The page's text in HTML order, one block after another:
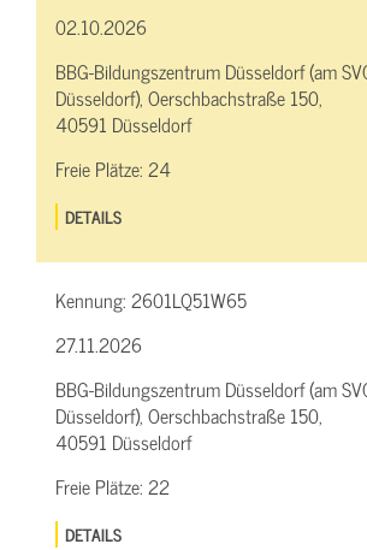
02.10.2026
BBG-Bildungszentrum Düsseldorf (am
Düsseldorf), Oerschbachstraße 150,
40591 Düsseldorf
Freie Plätze:24
DETAILS
Kennung:2601LQ51W65
27.11.2026
BBG-Bildungszentrum Düsseldorf (am
Düsseldorf), Oerschbachstraße 150,
40591 Düsseldorf
Freie Plätze:22
DETAILS